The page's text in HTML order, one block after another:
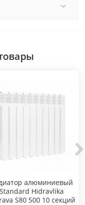
алюминиевый
Standard Hidravlika
S80 500 10 секций